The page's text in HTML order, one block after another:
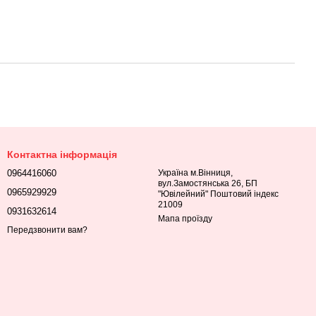
Контактна інформація
0964416060
0965929929
0931632614
Передзвонити вам?
Україна м.Вінниця,
вул.Замостянська 26, БП
"Ювілейний" Поштовий індекс
21009
Мапа проїзду